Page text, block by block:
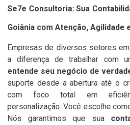
Se7e Consultoria: Sua
Goiânia com Atenção, Agilidade
Empresas de diversos setores em
a diferença de trabalhar com
entende seu negócio de
suporte desde a abertura até o
com foco total em
personalização. Você escolhe
Nós garantimos que sua